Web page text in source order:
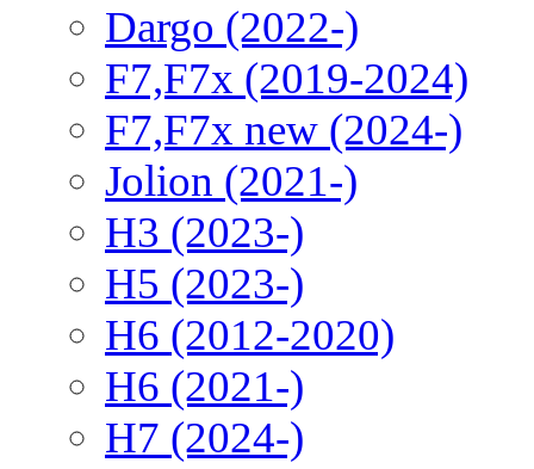
Dargo (2022-)
F7,F7x (2019-2024)
F7,F7x new (2024-)
Jolion (2021-)
H3 (2023-)
H5 (2023-)
H6 (2012-2020)
H6 (2021-)
H7 (2024-)